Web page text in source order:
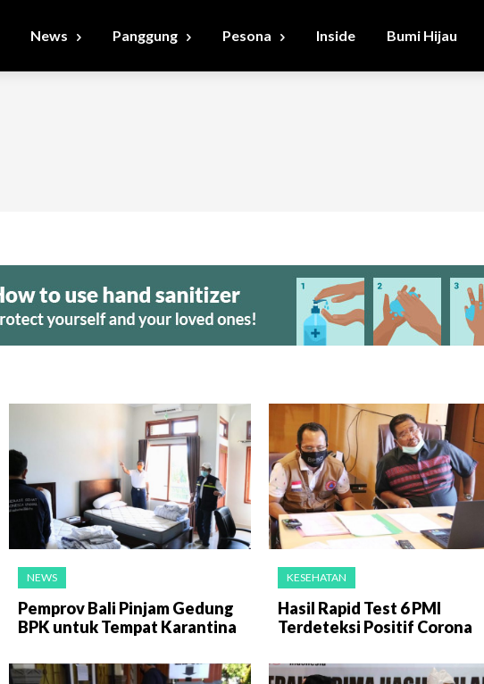
News Panggung Pesona Inside Bumi Hijau
NEWS
Pemprov Bali Pinjam Gedung
BPK untuk Tempat Karantina
KESEHATAN
Hasil Rapid Test 6 PMI
Terdeteksi Positif Corona